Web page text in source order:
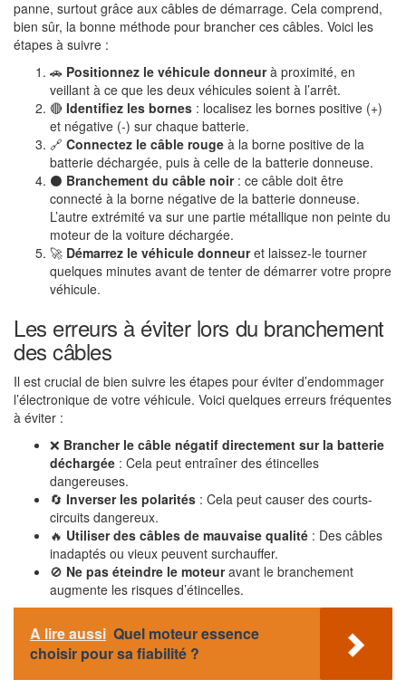
panne, surtout grâce aux câbles de démarrage. Cela comprend,
bien sûr, la bonne méthode pour brancher ces câbles. Voici les
étapes à suivre :
🚗 Positionnez le véhicule donneurà proximité, en
veillant à ce que les deux véhicules soient à l’arrêt.
🔴 Identifiez les bornes : localisez les bornes positive (+)
et négative (-) sur chaque batterie.
🔗 Connectez le câble rouge à la borne positive de la
batterie déchargée, puis à celle de la batterie donneuse.
⚫ Branchement du câble noir: ce câble doit être
connecté à la borne négative de la batterie donneuse.
L’autre extrémité va sur une partie métallique non peinte du
moteur de la voiture déchargée.
🚀 Démarrez le véhicule donneuret laissez-le tourner
quelques minutes avant de tenter de démarrer votre propre
véhicule.
Les erreurs à éviter lors du branchement
des câbles
Il est crucial de bien suivre les étapes pour éviter d’endommager
l’électronique de votre véhicule. Voici quelques erreurs fréquentes
à éviter :
❌ Brancher le câble négatif directement sur la batterie
déchargée : Cela peut entraîner des étincelles
dangereuses.
🔄 Inverser les polarités : Cela peut causer des courts-
circuits dangereux.
🔥 Utiliser des câbles de mauvaise qualité : Des câbles
inadaptés ou vieux peuvent surchauffer.
🚫 Ne pas éteindre le moteuravant le branchement
augmente les risques d’étincelles.
A lire aussi Quel moteur essence
choisir pour sa fiabilité ?